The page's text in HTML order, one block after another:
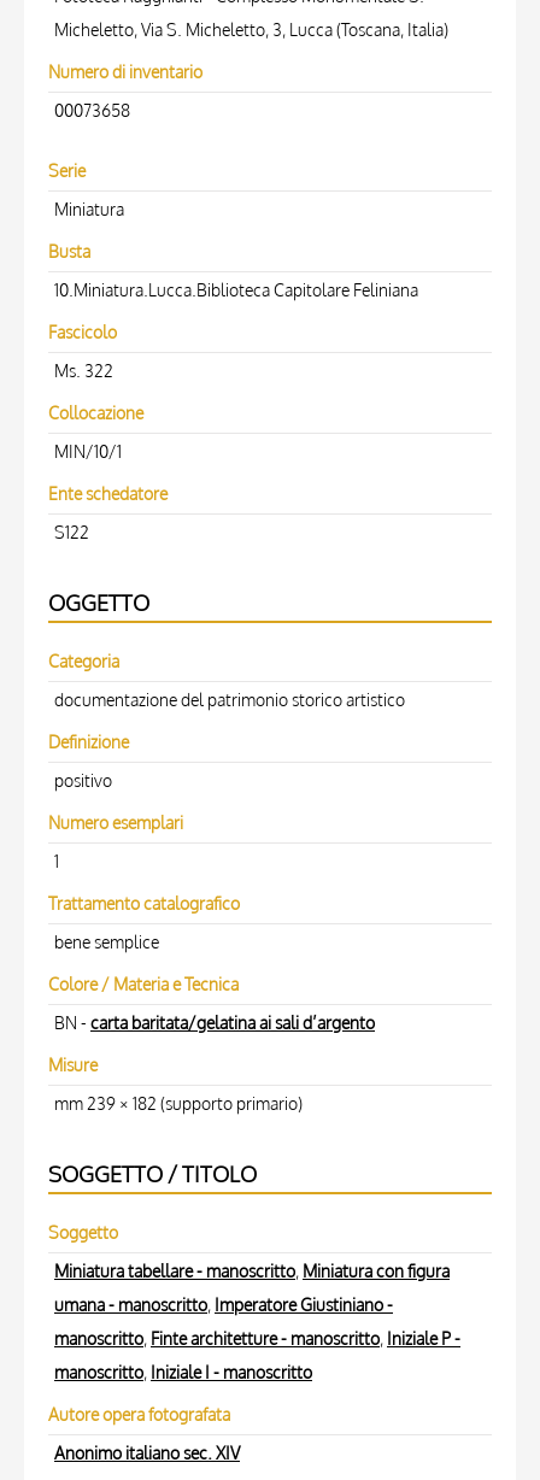
Micheletto, Via S. Micheletto, 3, Lucca (Toscana, Italia)
Numero di inventario
00073658
Serie
Miniatura
Busta
10.Miniatura.Lucca.Biblioteca Capitolare Feliniana
Fascicolo
Ms. 322
Collocazione
MIN/10/1
Ente schedatore
S122
OGGETTO
Categoria
documentazione del patrimonio storico artistico
Definizione
positivo
Numero esemplari
1
Trattamento catalografico
bene semplice
Colore / Materia e Tecnica
BN - carta baritata/gelatina ai sali d’argento
Misure
mm 239 × 182 (supporto primario)
SOGGETTO / TITOLO
Soggetto
Miniatura tabellare - manoscritto, Miniatura con figura
umana - manoscritto, Imperatore Giustiniano -
manoscritto, Finte architetture - manoscritto, Iniziale P -
manoscritto, Iniziale I - manoscritto
Autore opera fotografata
Anonimo italiano sec. XIV